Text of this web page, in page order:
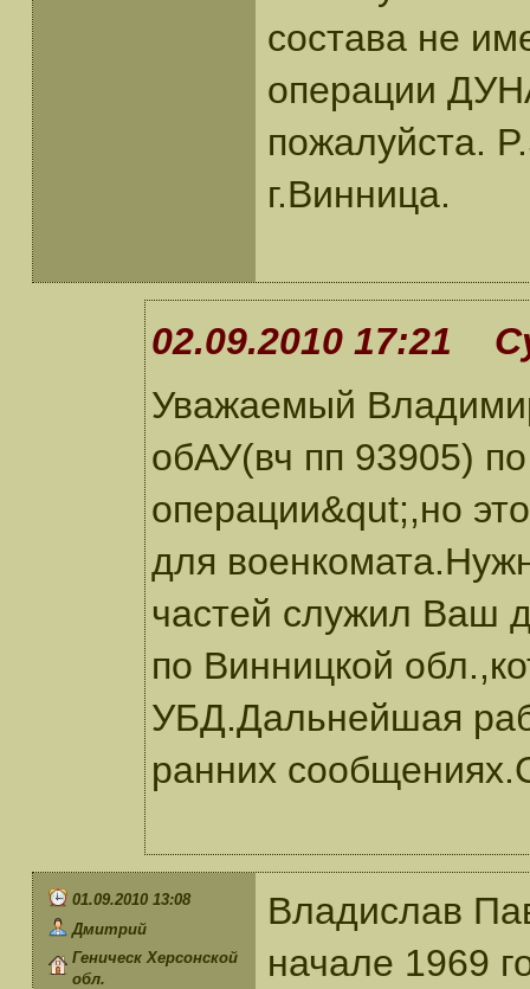
состава не
операции
пожалуйста.
г.Винница.
02.09.2010 17:21
Уважаемый
обАУ(вч пп 93905)
операции&qut;,но
для
частей служил Ваш
по Винницкой
УБД.Дальнейшая
ранних
01.09.2010 13:08
Дмитрий
Геническ Херсонской
обл.
Владислав
начале 1969